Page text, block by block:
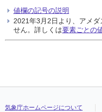
12.7
23
0.0 11.7
24
0.0 11.5 ///
12.7
23
0.0 11.7
24
0.0 11.5 ///
12.7
23
0.0 11.7
24
0.0 11.5 ///
12.7
23
0.0 11.7
24
0.0 11.5 ///
値欄の記号の説明
2021年3月2日より、アメ
せん。詳しくは要素ごとの
気象庁ホームページについて